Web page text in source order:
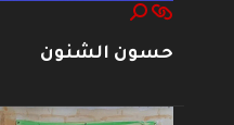
حسون الشنون